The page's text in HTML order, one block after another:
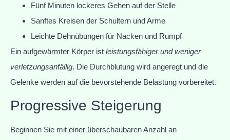
Fünf Minuten lockeres Gehen auf der Stelle
Sanftes Kreisen der Schultern und Arme
Leichte Dehnübungen für Nacken und Rumpf
Ein aufgewärmter Körper ist leistungsfähiger und weniger
verletzungsanfällig. Die Durchblutung wird angeregt und die
Gelenke werden auf die bevorstehende Belastung vorbereitet.
Progressive Steigerung
Beginnen Sie mit einer überschaubaren Anzahl an